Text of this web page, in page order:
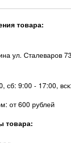
товара:
ул. Сталеваров 73
сб: 9:00 - 17:00,
от 600 рублей
товара: